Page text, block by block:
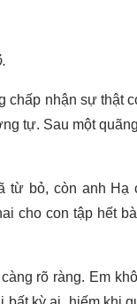
chấp nhận sự thật
tự. Sau một
bỏ, còn anh Hạ
cho con tập hết
rõ ràng. Em